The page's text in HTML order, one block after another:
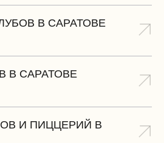
В САРАТОВЕ
В САРАТОВЕ
И ПИЦЦЕРИЙ В